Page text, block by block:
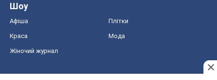
Шоу
Афіша Плітки
Краса Мода
Жіночий журнал